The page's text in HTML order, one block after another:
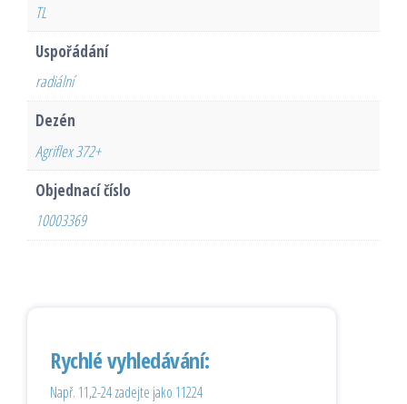
TL
Uspořádání
radiální
Dezén
Agriflex 372+
Objednací číslo
10003369
Rychlé vyhledávání:
Např. 11,2-24 zadejte jako 11224